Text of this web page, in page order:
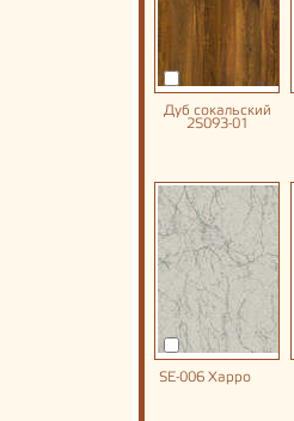
Дуб сокальский
2S093-01
SE-006 Харро